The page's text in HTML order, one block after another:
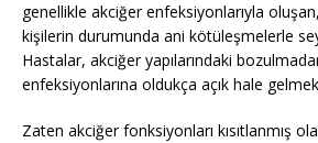
genellikle akciğer enfeksiyonlarıyla
kişilerin durumunda ani kötüleşmelerle
Hastalar, akciğer yapılarındaki
enfeksiyonlarına oldukça açık hale
Zaten akciğer fonksiyonları kısıtlanmış